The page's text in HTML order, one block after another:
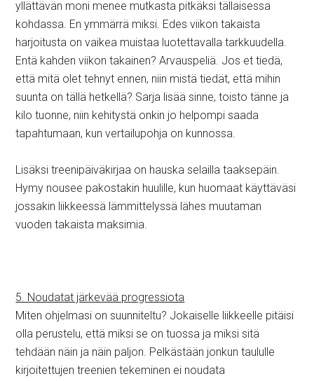
yllättävän moni menee mutkasta pitkäksi tällaisessa
kohdassa. En ymmärrä miksi. Edes viikon takaista
harjoitusta on vaikea muistaa luotettavalla tarkkuudella.
Entä kahden viikon takainen? Arvauspeliä. Jos et tiedä,
että mitä olet tehnyt ennen, niin mistä tiedät, että mihin
suunta on tällä hetkellä? Sarja lisää sinne, toisto tänne ja
kilo tuonne, niin kehitystä onkin jo helpompi saada
tapahtumaan, kun vertailupohja on kunnossa.
Lisäksi treenipäiväkirjaa on hauska selailla taaksepäin.
Hymy nousee pakostakin huulille, kun huomaat käyttäväsi
jossakin liikkeessä lämmittelyssä lähes muutaman
vuoden takaista maksimia.
5. Noudatat järkevää progressiota
Miten ohjelmasi on suunniteltu? Jokaiselle liikkeelle pitäisi
olla perustelu, että miksi se on tuossa ja miksi sitä
tehdään näin ja näin paljon. Pelkästään jonkun taululle
kirjoitettujen treenien tekeminen ei noudata